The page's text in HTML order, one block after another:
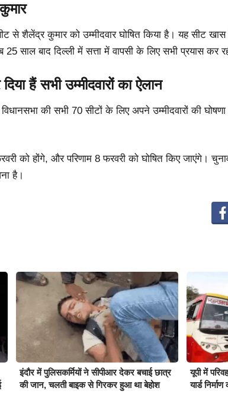
से शैलेंद्र कुमार को उम्मीदवार घोषित किया है। यह सीट
साल बाद दिल्ली में सत्ता में वापसी के लिए सभी प्रयास कर
हैं सभी उम्मीदवारों का ऐलान
की सभी 70 सीटों के लिए अपने उम्मीदवारों की घोषणा
को होंगे, और परिणाम 8 फरवरी को घोषित किए जाएंगे।
है।
इंदौर में पुलिसकर्मियों ने सीपीआर देकर बचाई छात्र
की जान, चलती बाइक से गिरकर हुआ था बेहोश
यूपी में
यार्ड